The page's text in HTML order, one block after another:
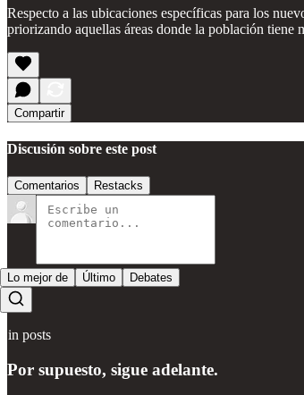
Respecto a las ubicaciones específicas para los
priorizando aquellas áreas donde la población tiene
Compartir
Discusión sobre este post
Comentarios Restacks
Lo mejor de Último Debates
Sin posts
Por supuesto, sigue adelante.